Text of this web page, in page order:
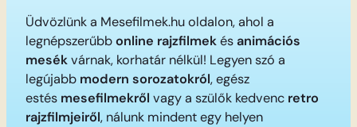
Üdvözlünk a Mesefilmek.hu oldalon, ahol a
legnépszerűbbonline rajzfilmekésanimációs
mesékvárnak, korhatár nélkül! Legyen szó a
legújabb modern sorozatokról, egész
estés mesefilmekről vagy a szülők kedvenc retro
rajzfilmjeiről, nálunk mindent egy helyen